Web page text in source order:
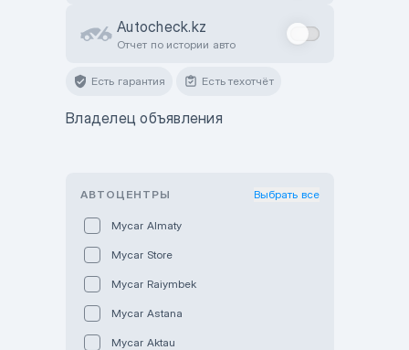
Autocheck.kz
Отчет по истории авто
Есть гарантия Есть техотчёт
Владелец объявления
АВТОЦЕНТРЫ Выбрать все
Mycar Almaty
Mycar Store
Mycar Raiymbek
Mycar Astana
Mycar Aktau